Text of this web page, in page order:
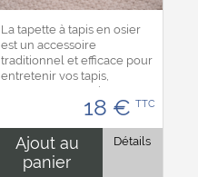
La tapette à tapis en osier
est un accessoire
traditionnel et efficace pour
entretenir vos tapis,
moquettes, coussins et
textiles d’ameublement.
et résistante, elle...
18 € TTC
Ajout au
panier
Détails